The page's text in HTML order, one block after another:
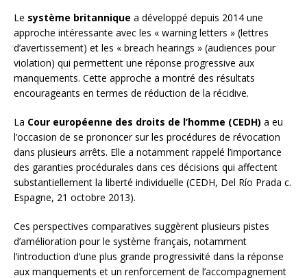
Le système britannique a développé depuis 2014 une
approche intéressante avec les « warning letters » (lettres
d’avertissement) et les « breach hearings » (audiences pour
violation) qui permettent une réponse progressive aux
manquements. Cette approche a montré des résultats
encourageants en termes de réduction de la récidive.
La Cour européenne des droits de l’homme (CEDH) a eu
l’occasion de se prononcer sur les procédures de révocation
dans plusieurs arrêts. Elle a notamment rappelé l’importance
des garanties procédurales dans ces décisions qui affectent
substantiellement la liberté individuelle (CEDH, Del Río Prada c.
Espagne, 21 octobre 2013).
Ces perspectives comparatives suggèrent plusieurs pistes
d’amélioration pour le système français, notamment
l’introduction d’une plus grande progressivité dans la réponse
aux manquements et un renforcement de l’accompagnement